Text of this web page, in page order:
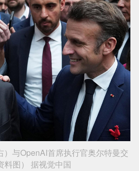
与OpenAI首席执行官奥尔特曼交
料图） 据视觉中国